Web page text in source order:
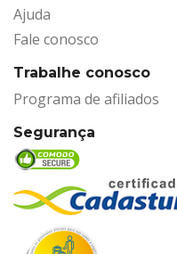
Ajuda
Fale conosco
Trabalhe conosco
Programa de afiliados
Segurança